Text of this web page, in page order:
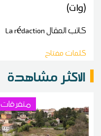
(وات)
كاتب المقالLa rédaction
كلمات مفتاح
الاكثر مشاهدة
متفرقات